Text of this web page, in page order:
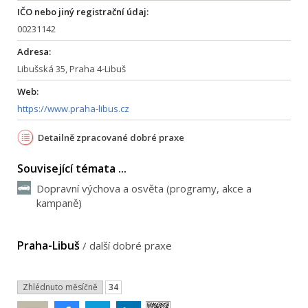
IČO nebo jiný registrační údaj:
00231142
Adresa:
Libušská 35, Praha 4-Libuš
Web:
https://www.praha-libus.cz
Detailně zpracované dobré praxe
Související témata ...
Dopravní výchova a osvěta (programy, akce a
kampaně)
Praha-Libuš / další dobré praxe
Zhlédnuto měsíčně 34